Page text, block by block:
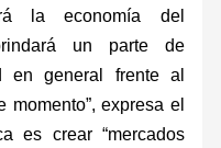
la economía del
un parte de
en general frente al
momento”, expresa el
es crear “mercados